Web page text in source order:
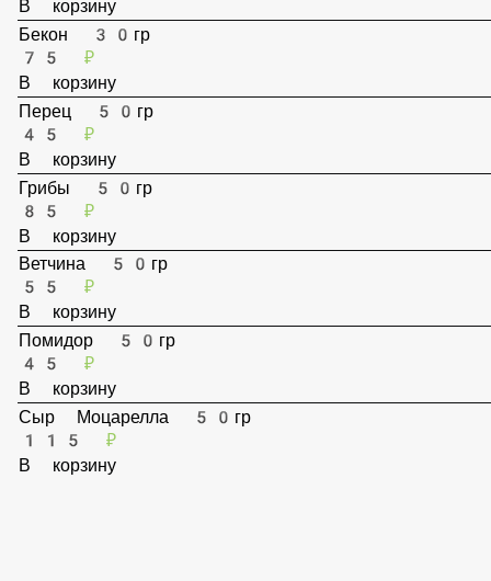
В корзину
Бекон 30гр
75 ₽
В корзину
45 ₽
В корзину
Грибы 50гр
85 ₽
В корзину
Ветчина 50гр
55 ₽
Помидор 50гр
45 ₽
В корзину